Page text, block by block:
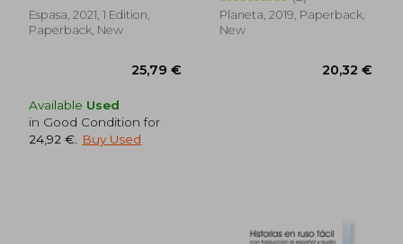
Espasa, 2021, 1 Edition,
Paperback, New
Available Used
in Good Condition for
24,92 €
Buy Used
Spanish)
Planeta, 2019, Paperback,
New